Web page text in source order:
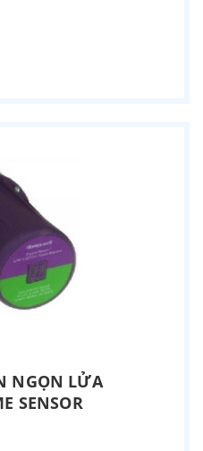
NGỌN LỬA
SENSOR